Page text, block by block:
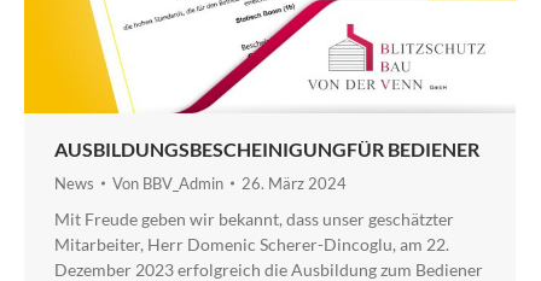
AUSBILDUNGSBESCHEINIGUNGFÜR BEDIENER
News Von BBV_Admin 26. März 2024
Mit Freude geben wir bekannt, dass unser geschätzter
Mitarbeiter, Herr Domenic Scherer-Dincoglu, am 22.
Dezember 2023 erfolgreich die Ausbildung zum Bediener